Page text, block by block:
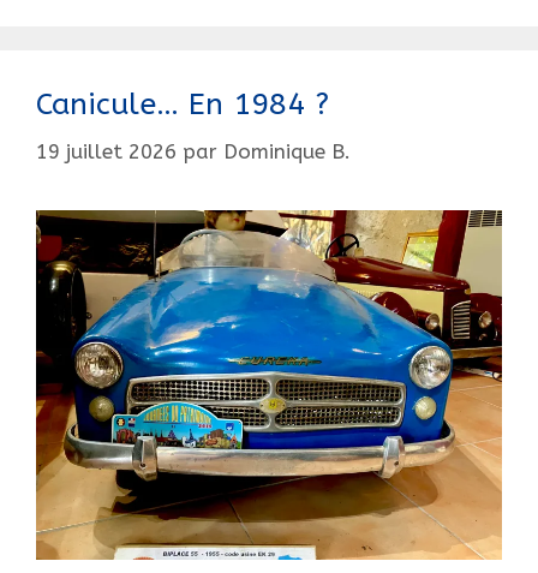
Canicule… En 1984 ?
19 juillet 2026 par Dominique B.